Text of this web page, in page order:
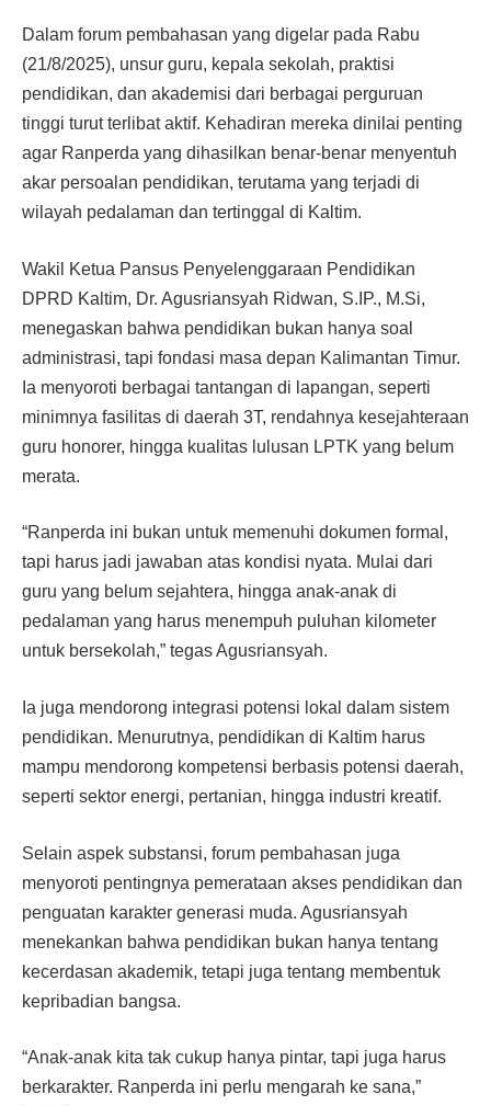
Dalam forum pembahasan yang digelar pada Rabu
(21/8/2025), unsur guru, kepala sekolah, praktisi
pendidikan, dan akademisi dari berbagai perguruan
tinggi turut terlibat aktif. Kehadiran mereka dinilai penting
agar Ranperda yang dihasilkan benar-benar menyentuh
akar persoalan pendidikan, terutama yang terjadi di
wilayah pedalaman dan tertinggal di Kaltim.
Wakil Ketua Pansus Penyelenggaraan Pendidikan
DPRD Kaltim, Dr. Agusriansyah Ridwan, S.IP., M.Si,
menegaskan bahwa pendidikan bukan hanya soal
administrasi, tapi fondasi masa depan Kalimantan Timur.
Ia menyoroti berbagai tantangan di lapangan, seperti
minimnya fasilitas di daerah 3T, rendahnya kesejahteraan
guru honorer, hingga kualitas lulusan LPTK yang belum
merata.
“Ranperda ini bukan untuk memenuhi dokumen formal,
tapi harus jadi jawaban atas kondisi nyata. Mulai dari
guru yang belum sejahtera, hingga anak-anak di
pedalaman yang harus menempuh puluhan kilometer
untuk bersekolah,” tegas Agusriansyah.
Ia juga mendorong integrasi potensi lokal dalam sistem
pendidikan. Menurutnya, pendidikan di Kaltim harus
mampu mendorong kompetensi berbasis potensi daerah,
seperti sektor energi, pertanian, hingga industri kreatif.
Selain aspek substansi, forum pembahasan juga
menyoroti pentingnya pemerataan akses pendidikan dan
penguatan karakter generasi muda. Agusriansyah
menekankan bahwa pendidikan bukan hanya tentang
kecerdasan akademik, tetapi juga tentang membentuk
kepribadian bangsa.
“Anak-anak kita tak cukup hanya pintar, tapi juga harus
berkarakter. Ranperda ini perlu mengarah ke sana,”